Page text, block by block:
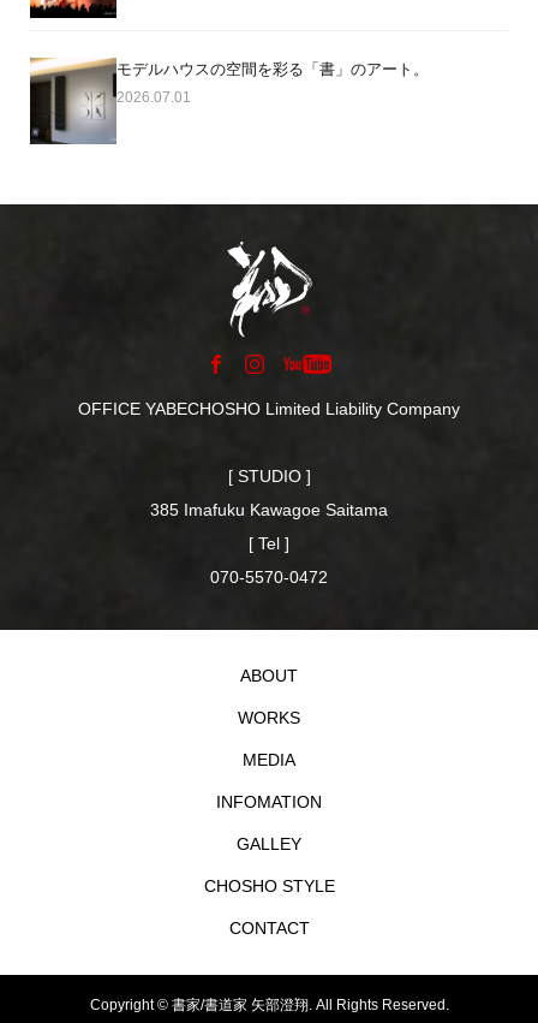
モデルハウスの空間を彩る「書」のアート。
2026.07.01
OFFICE YABECHOSHO Limited Liability Company
[ STUDIO ]
385 Imafuku Kawagoe Saitama
[ Tel ]
070-5570-0472
ABOUT
WORKS
MEDIA
INFOMATION
GALLEY
CHOSHO STYLE
CONTACT
Copyright ©書家/書道家 矢部澄翔. All Rights Reserved.